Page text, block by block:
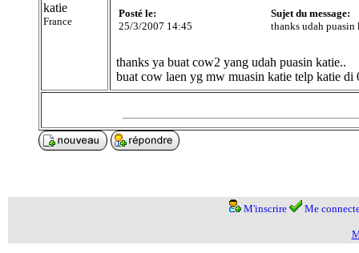
katie
France
Posté le:
25/3/2007 14:45
Sujet du message:
thanks udah puasin
thanks ya buat cow2 yang udah puasin katie..
buat cow laen yg mw muasin katie telp katie di
M'inscrire Me